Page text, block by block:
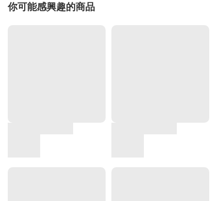
你可能感興趣的商品